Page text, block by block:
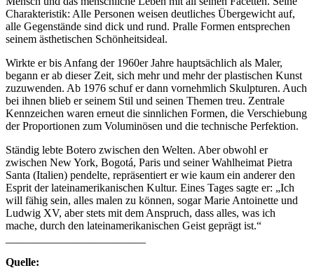
Charakteristik: Alle Personen weisen deutliches Übergewicht auf,
alle Gegenstände sind dick und rund. Pralle Formen entsprechen
seinem ästhetischen Schönheitsideal.
Wirkte er bis Anfang der 1960er Jahre hauptsächlich als Maler,
begann er ab dieser Zeit, sich mehr und mehr der plastischen Kunst
zuzuwenden. Ab 1976 schuf er dann vornehmlich Skulpturen. Auch
bei ihnen blieb er seinem Stil und seinen Themen treu. Zentrale
Kennzeichen waren erneut die sinnlichen Formen, die Verschiebung
der Proportionen zum Voluminösen und die technische Perfektion.
Ständig lebte Botero zwischen den Welten. Aber obwohl er
zwischen New York, Bogotá, Paris und seiner Wahlheimat Pietra
Santa (Italien) pendelte, repräsentiert er wie kaum ein anderer den
Esprit der lateinamerikanischen Kultur. Eines Tages sagte er: „Ich
will fähig sein, alles malen zu können, sogar Marie Antoinette und
Ludwig XV, aber stets mit dem Anspruch, dass alles, was ich
mache, durch den lateinamerikanischen Geist geprägt ist.“
Quelle: